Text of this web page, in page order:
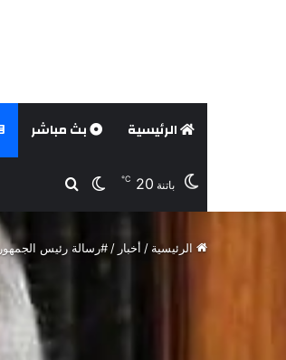
الرئيسية بث مباشر
باتنة 20
℃ الوضع المظلم
بحث عن
الرئيسية / أخبار / #رسالة رئيس الجمهورية، السيد عبد المجيد